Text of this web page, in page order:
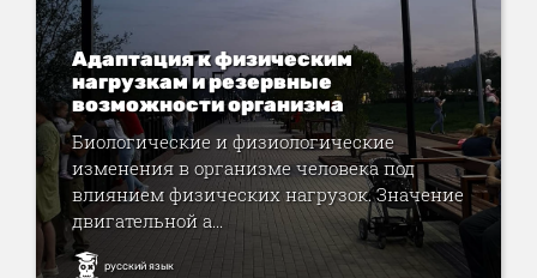
Адаптация к физическим
нагрузкам и резервные
возможности организма
Биологические и физиологические
изменения в организме человека под
влиянием физических нагрузок. Значение
двигательной а...
русский язык